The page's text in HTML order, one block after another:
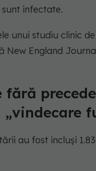
infectate.
unui studiu clinic
New England
fără
au fost incluși